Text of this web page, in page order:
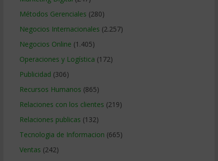
Métodos Gerenciales (280)
Negocios Internacionales (2.257)
Negocios Online (1.405)
Operaciones y Logística (172)
Publicidad (306)
Recursos Humanos (865)
Relaciones con los clientes (219)
Relaciones publicas (132)
Tecnologia de Informacion (665)
Ventas (242)